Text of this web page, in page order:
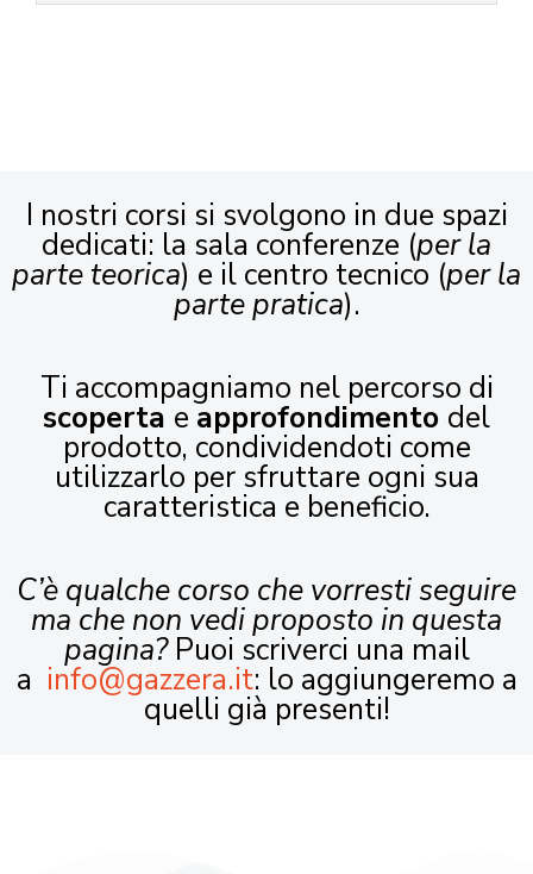
I nostri corsi si svolgono in due spazi
dedicati: la sala conferenze (per la
parte teorica) e il centro tecnico (per la
parte pratica).
Ti accompagniamo nel percorso di
scoperta e approfondimento del
prodotto, condividendoti come
utilizzarlo per sfruttare ogni sua
caratteristica e beneficio.
C’è qualche corso che vorresti seguire
ma che non vedi proposto in questa
pagina?Puoi scriverci una mail
a info@gazzera.it: lo aggiungeremo a
quelli già presenti!